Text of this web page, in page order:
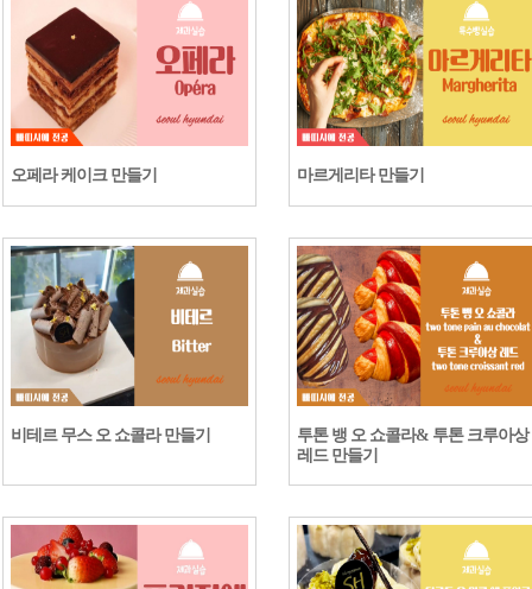
오페라 케이크 만들기 마르게리타 만들기
비테르 무스 오 쇼콜라 만들기 투톤 뱅 오 쇼콜라& 투톤 크루아상
레드 만들기